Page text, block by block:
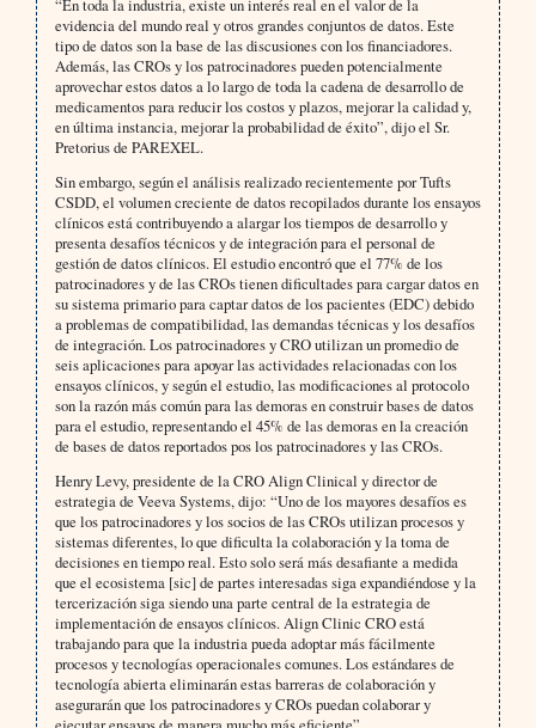
“En toda la industria, existe un interés real en el valor de la
evidencia del mundo real y otros grandes conjuntos de datos. Este
tipo de datos son la base de las discusiones con los financiadores.
Además, las CROs y los patrocinadores pueden potencialmente
aprovechar estos datos a lo largo de toda la cadena de desarrollo de
medicamentos para reducir los costos y plazos, mejorar la calidad y,
en última instancia, mejorar la probabilidad de éxito”, dijo el Sr.
Pretorius de PAREXEL.
Sin embargo, según el análisis realizado recientemente por Tufts
CSDD, el volumen creciente de datos recopilados durante los ensayos
clínicos está contribuyendo a alargar los tiempos de desarrollo y
presenta desafíos técnicos y de integración para el personal de
gestión de datos clínicos. El estudio encontró que el 77% de los
patrocinadores y de las CROs tienen dificultades para cargar datos en
su sistema primario para captar datos de los pacientes (EDC) debido
a problemas de compatibilidad, las demandas técnicas y los desafíos
de integración. Los patrocinadores y CRO utilizan un promedio de
seis aplicaciones para apoyar las actividades relacionadas con los
ensayos clínicos, y según el estudio, las modificaciones al protocolo
son la razón más común para las demoras en construir bases de datos
para el estudio, representando el 45% de las demoras en la creación
de bases de datos reportados pos los patrocinadores y las CROs.
Henry Levy, presidente de la CRO Align Clinical y director de
estrategia de Veeva Systems, dijo: “Uno de los mayores desafíos es
que los patrocinadores y los socios de las CROs utilizan procesos y
sistemas diferentes, lo que dificulta la colaboración y la toma de
decisiones en tiempo real. Esto solo será más desafiante a medida
que el ecosistema [sic] de partes interesadas siga expandiéndose y la
tercerización siga siendo una parte central de la estrategia de
implementación de ensayos clínicos. Align Clinic CRO está
trabajando para que la industria pueda adoptar más fácilmente
procesos y tecnologías operacionales comunes. Los estándares de
tecnología abierta eliminarán estas barreras de colaboración y
asegurarán que los patrocinadores y CROs puedan colaborar y